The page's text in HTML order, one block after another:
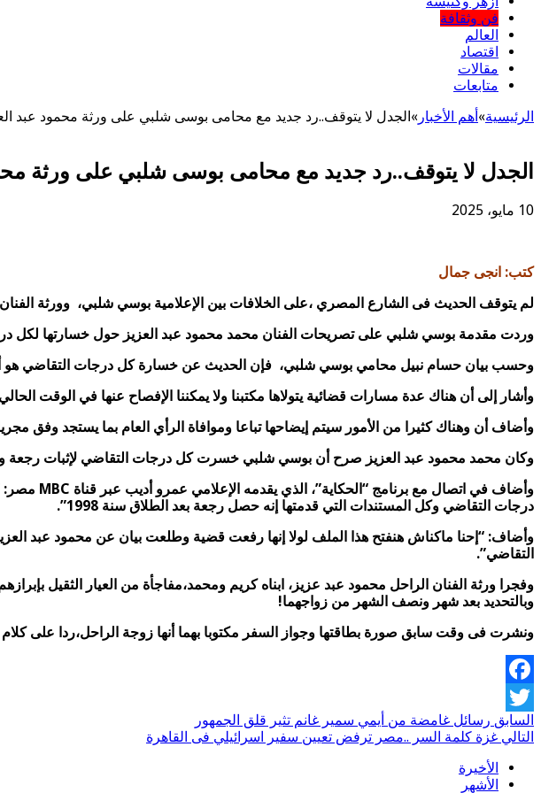
فن وثقافة
العالم
اقتصاد
مقالات
متابعات
الرئيسية»أهم اﻷخبار »الجدل لا يتوقف..رد جديد مع محامى بوسى شلبي على ورثة محمود عبد
الجدل لا يتوقف..رد جديد مع محامى بوسى شلبي على ورثة
10 مايو، 2025
كتب: انجى جمال
لم يتوقف الحديث فى الشارع المصري ،على الخلافات بين الإعلامية بوسي شلبي، وورثة الفنان
وردت مقدمة بوسي شلبي على تصريحات الفنان محمد محمود عبد العزيز حول خسارتها لكل
وحسب بيان حسام نبيل محامي بوسي شلبي، فإن الحديث عن خسارة كل درجات التقاضي هو
وأشار إلى أن هناك عدة مسارات قضائية يتولاها مكتبنا ولا يمكننا الإفصاح عنها في الوقت
وأضاف أن وهناك كثيرا من الأمور سيتم إيضاحها تباعا وموافاة الرأي العام بما يستجد وفق
وكان محمد محمود عبد العزيز صرح أن بوسي شلبي خسرت كل درجات التقاضي لإثبات رجعة والده،
درجات التقاضي وكل المستندات التي قدمتها إنه حصل رجعة بعد الطلاق سنة 1998”.
وأضاف: “إحنا ماكناش هنفتح هذا الملف لولا إنها رفعت قضية وطلعت بيان عن محمود عبد
التقاضي”.
وبالتحديد بعد شهر ونصف الشهر من زواجهما!
ونشرت فى وقت سابق صورة بطاقتها وجواز السفر مكتوبا بهما أنها زوجة الراحل،ردا على
Facebook
Twitter
السابق رسائل غامضة من أيمي سمير غانم تثير قلق الجمهور
التالي غزة كلمة السر ..مصر ترفض تعيين سفير اسرائيلي فى القاهرة
الأخيرة
الأشهر